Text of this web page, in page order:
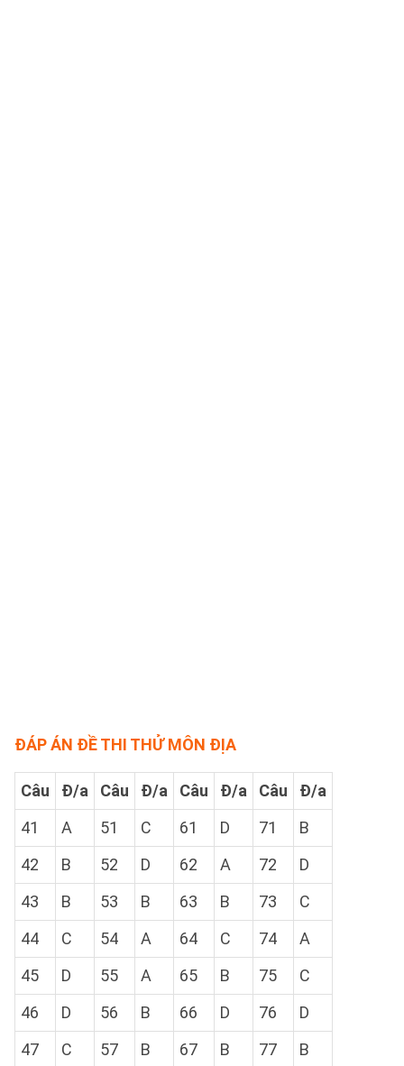
ĐÁP ÁN ĐỀ THI THỬ MÔN ĐỊA
Câu Đ/a Câu Đ/a Câu Đ/a Câu
Đ/a
41
A 51 C 61 D 71
B
42
B 52 D 62 A 72
D
43
B 53 B 63 B 73
C
44
C 54 A 64 C 74
A
45
D 55 A 65 B 75
C
46
D 56 B 66 D 76
D
47
C 57 B 67 B 77
B